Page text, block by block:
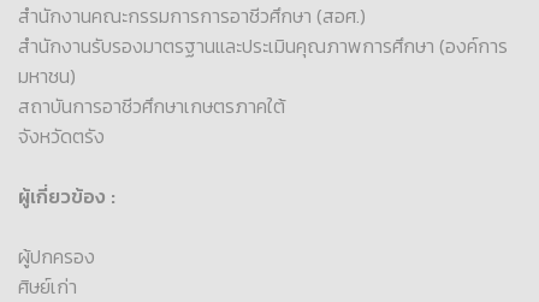
สำนักงานคณะกรรมการการอาชีวศึกษา (สอศ.)
สำนักงานรับรองมาตรฐานและประเมินคุณภาพการศึกษา (องค์การ
มหาชน)
สถาบันการอาชีวศึกษาเกษตรภาคใต้
จังหวัดตรัง
ผู้เกี่ยวข้อง :
ผู้ปกครอง
ศิษย์เก่า